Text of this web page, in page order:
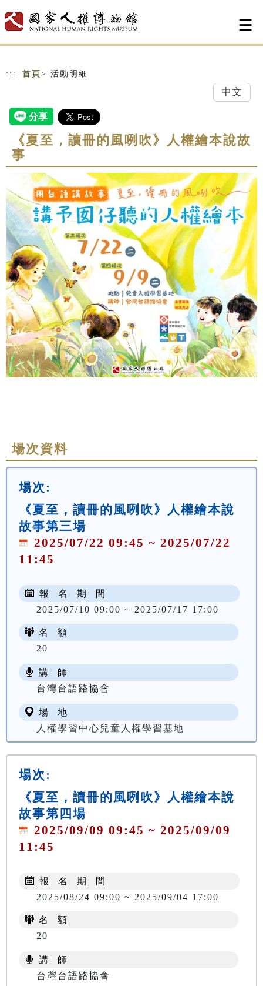
::: 首頁 > 活動明細
中文
《夏至，讀冊的風咧吹》人權繪本說故
事
場次資料
場次:
《夏至，讀冊的風咧吹》人權繪本說
故事第三場
2025/07/22 09:45 ~ 2025/07/22
11:45
報 名 期 間
2025/07/10 09:00 ~ 2025/07/17 17:00
名 額
20
講 師
台灣台語路協會
場 地
人權學習中心兒童人權學習基地
場次:
《夏至，讀冊的風咧吹》人權繪本說
故事第四場
2025/09/09 09:45 ~ 2025/09/09
11:45
報 名 期 間
2025/08/24 09:00 ~ 2025/09/04 17:00
名 額
20
講 師
台灣台語路協會